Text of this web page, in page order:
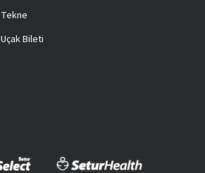
Tekne
Uçak Bileti